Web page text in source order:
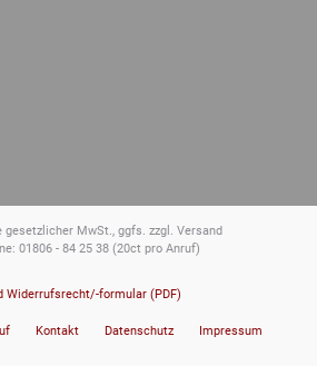
gesetzlicher MwSt., ggfs. zzgl. Versand
01806 - 84 25 38 (20ct pro Anruf)
Widerrufsrecht/-formular (PDF)
Kontakt Datenschutz Impressum